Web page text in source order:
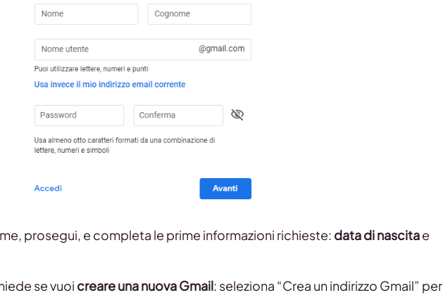
prosegui, e completa le prime informazioni richieste: data di nascitae
se vuoi creare una nuova Gmail: seleziona “Crea un indirizzo Gmail” per